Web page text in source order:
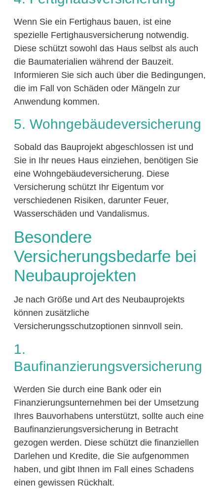
Wenn Sie ein Fertighaus bauen, ist eine
spezielle Fertighausversicherung notwendig.
Diese schützt sowohl das Haus selbst als auch
die Baumaterialien während der Bauzeit.
Informieren Sie sich auch über die Bedingungen,
die im Fall von Schäden oder Mängeln zur
Anwendung kommen.
5. Wohngebäudeversicherung
Sobald das Bauprojekt abgeschlossen ist und
Sie in Ihr neues Haus einziehen, benötigen Sie
eine Wohngebäudeversicherung. Diese
Versicherung schützt Ihr Eigentum vor
verschiedenen Risiken, darunter Feuer,
Wasserschäden und Vandalismus.
Besondere
Versicherungsbedarfe bei
Neubauprojekten
Je nach Größe und Art des Neubauprojekts
können zusätzliche
Versicherungsschutzoptionen sinnvoll sein.
1.
Baufinanzierungsversicherung
Werden Sie durch eine Bank oder ein
Finanzierungsunternehmen bei der Umsetzung
Ihres Bauvorhabens unterstützt, sollte auch eine
Baufinanzierungsversicherung in Betracht
gezogen werden. Diese schützt die finanziellen
Darlehen und Kredite, die Sie aufgenommen
haben, und gibt Ihnen im Fall eines Schadens
einen gewissen Rückhalt.